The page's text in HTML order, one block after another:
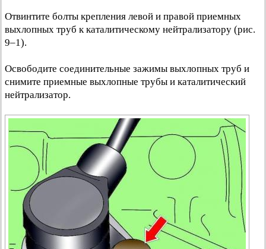
Отвинтите болты крепления левой и правой приемных
выхлопных труб к каталитическому нейтрализатору (рис.
9–1).
Освободите соединительные зажимы выхлопных труб и
снимите приемные выхлопные трубы и каталитический
нейтрализатор.